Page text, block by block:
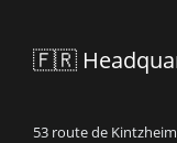
🇫🇷
53 route de Kintzheim